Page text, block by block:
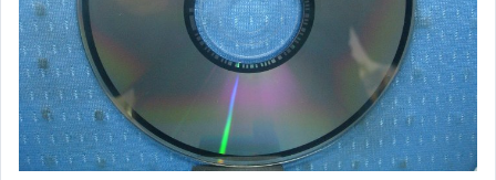
PSP及其他原版遊戲光碟
藍光電影影片光碟
其他類光碟
XBOX遊戲光碟